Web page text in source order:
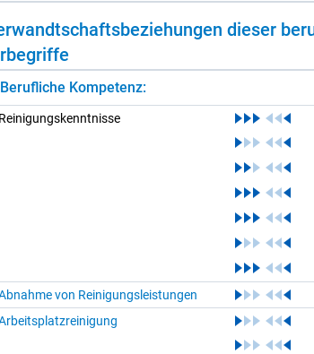
die­ser
Berufliche Kompetenz:
Rei­ni­gungs­kennt­nis­se
von Reinigungsleistungen